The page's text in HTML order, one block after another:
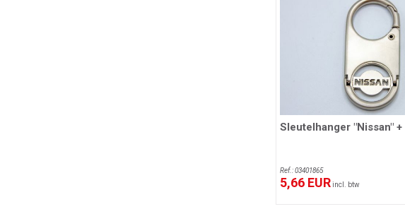
Sleutelhanger "Nissan"
Ref.: 03401865
5,66 EURincl. btw